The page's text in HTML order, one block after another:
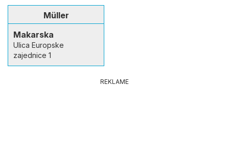
Müller
Makarska
Ulica Europske
zajednice 1
REKLAME